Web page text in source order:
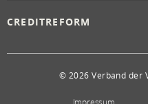
CREDITREFORM
© 2026 Verband der